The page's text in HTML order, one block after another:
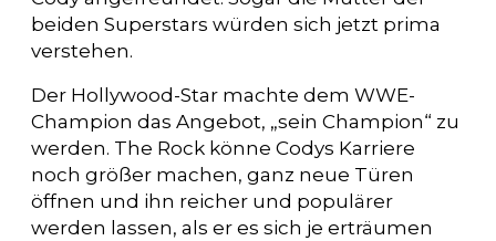
beiden Superstars würden sich jetzt prima
verstehen.
Der Hollywood-Star machte dem WWE-
Champion das Angebot, „sein Champion“ zu
werden. The Rock könne Codys Karriere
noch größer machen, ganz neue Türen
öffnen und ihn reicher und populärer
werden lassen, als er es sich je erträumen